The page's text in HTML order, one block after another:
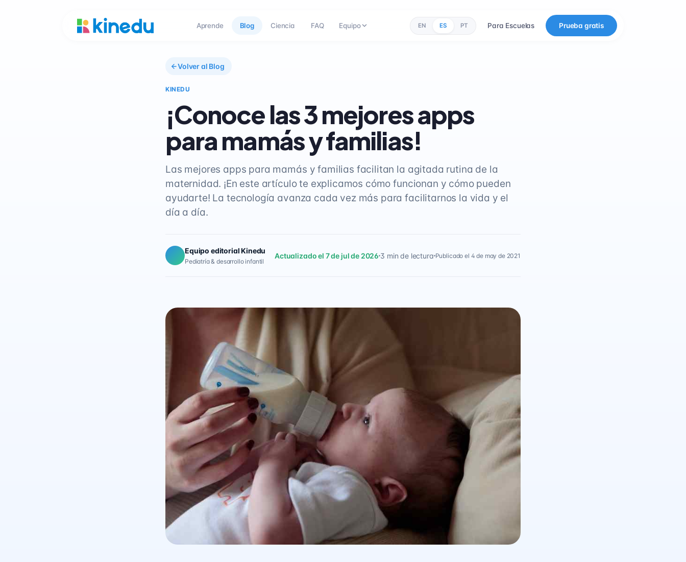
Aprende Blog Ciencia FAQ Equipo EN ES PT Para Escuelas Prueba gratis
Volver al Blog
KINEDU
¡Conoce las 3 mejores apps
para mamás y familias!
Las mejores apps para mamás y familias facilitan la agitada rutina de la
maternidad. ¡En este artículo te explicamos cómo funcionan y cómo pueden
ayudarte! La tecnología avanza cada vez más para facilitarnos la vida y el
día a día.
Equipo editorial Kinedu
Pediatría & desarrollo infantil
Actualizado el 7 de jul de 2026 3 min de lectura Publicado el 4 de may de 2021